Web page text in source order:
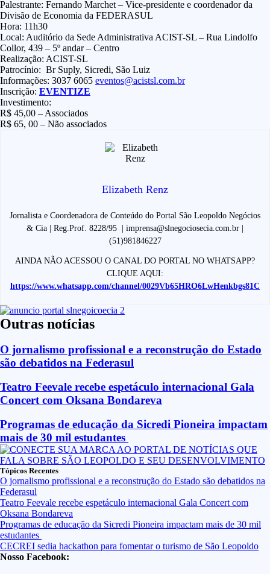
Palestrante: Fernando Marchet – Vice-presidente e coordenador da
Divisão de Economia da FEDERASUL
Hora: 11h30
Local: Auditório da Sede Administrativa ACIST-SL – Rua Lindolfo
Collor, 439 – 5º andar – Centro
Realização: ACIST-SL
Patrocínio: Br Suply, Sicredi, São Luiz
Informações: 3037 6065 eventos@acistsl.com.br
Inscrição: EVENTIZE
Investimento:
R$ 45,00 – Associados
R$ 65, 00 – Não associados
Elizabeth Renz
Jornalista e Coordenadora de Conteúdo do Portal São Leopoldo Negócios
& Cia | Reg.Prof. 8228/95 | imprensa@slnegociosecia.com.br |
(51)981846227
AINDA NÃO ACESSOU O CANAL DO PORTAL NO WHATSAPP?
CLIQUE AQUI:
https://www.whatsapp.com/channel/0029Vb65HRO6LwHenkbgs81C
Outras notícias
O jornalismo profissional e a reconstrução do Estado
são debatidos na Federasul
Teatro Feevale recebe espetáculo internacional Gala
Concert com Oksana Bondareva
Programas de educação da Sicredi Pioneira impactam
mais de 30 mil estudantes
Tópicos Recentes
O jornalismo profissional e a reconstrução do Estado são debatidos na
Federasul
Teatro Feevale recebe espetáculo internacional Gala Concert com
Oksana Bondareva
Programas de educação da Sicredi Pioneira impactam mais de 30 mil
estudantes
CECREI sedia hackathon para fomentar o turismo de São Leopoldo
Nosso Facebook: